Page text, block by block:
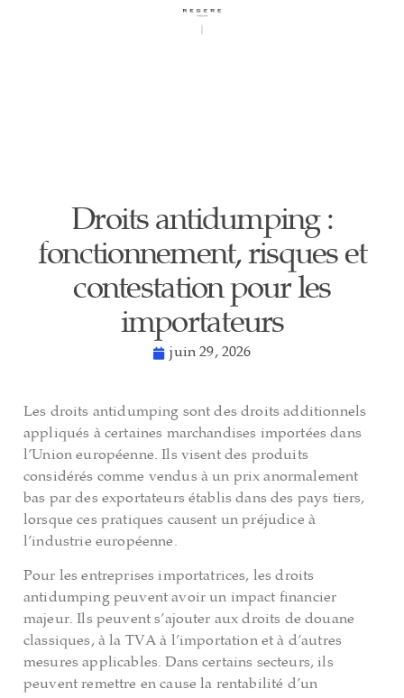
Droits antidumping :
fonctionnement, risques et
contestation pour les
importateurs
juin 29, 2026
Les droits antidumping sont des droits additionnels
appliqués à certaines marchandises importées dans
l’Union européenne. Ils visent des produits
considérés comme vendus à un prix anormalement
bas par des exportateurs établis dans des pays tiers,
lorsque ces pratiques causent un préjudice à
l’industrie européenne.
Pour les entreprises importatrices, les droits
antidumping peuvent avoir un impact financier
majeur. Ils peuvent s’ajouter aux droits de douane
classiques, à la TVA à l’importation et à d’autres
mesures applicables. Dans certains secteurs, ils
peuvent remettre en cause la rentabilité d’un